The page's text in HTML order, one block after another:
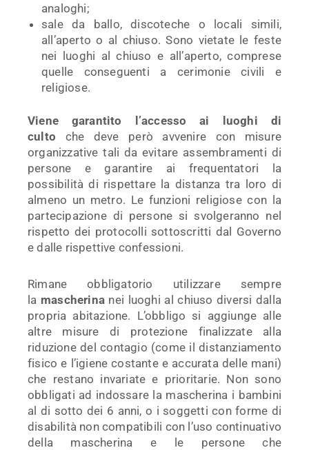
analoghi;
sale da ballo, discoteche o locali simili,
all’aperto o al chiuso. Sono vietate le feste
nei luoghi al chiuso e all’aperto, comprese
quelle conseguenti a cerimonie civili e
religiose.
Viene garantito l’accesso ai luoghi di
culto che deve però avvenire con misure
organizzative tali da evitare assembramenti di
persone e garantire ai frequentatori la
possibilità di rispettare la distanza tra loro di
almeno un metro. Le funzioni religiose con la
partecipazione di persone si svolgeranno nel
rispetto dei protocolli sottoscritti dal Governo
e dalle rispettive confessioni.
Rimane obbligatorio utilizzare sempre
la mascherinanei luoghi al chiuso diversi dalla
propria abitazione. L’obbligo si aggiunge alle
altre misure di protezione finalizzate alla
riduzione del contagio (come il distanziamento
fisico e l’igiene costante e accurata delle mani)
che restano invariate e prioritarie. Non sono
obbligati ad indossare la mascherina i bambini
al di sotto dei 6 anni, o i soggetti con forme di
disabilità non compatibili con l’uso continuativo
della mascherina e le persone che